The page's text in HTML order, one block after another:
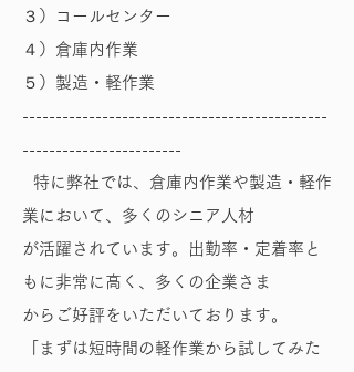
３）コールセンター
４）倉庫内作業
５）製造・軽作業
----------------------------------------------
------------------------
特に弊社では、倉庫内作業や製造・軽作
業において、多くのシニア人材
が活躍されています。出勤率・定着率と
もに非常に高く、多くの企業さま
からご好評をいただいております。
「まずは短時間の軽作業から試してみた